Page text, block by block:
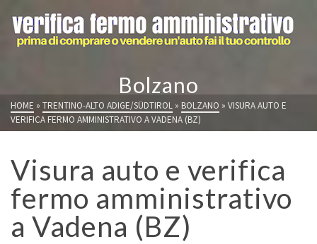
Bolzano
HOME » TRENTINO-ALTO ADIGE/SÜDTIROL » BOLZANO » VISURA AUTO E
VERIFICA FERMO AMMINISTRATIVO A VADENA (BZ)
Visura auto e verifica
fermo amministrativo
a Vadena (BZ)